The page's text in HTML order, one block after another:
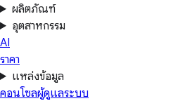
ผลิตภัณฑ์
อุตสาหกรรม
AI
ราคา
แหล่งข้อมูล
คอนโซลผู้ดูแลระบบ